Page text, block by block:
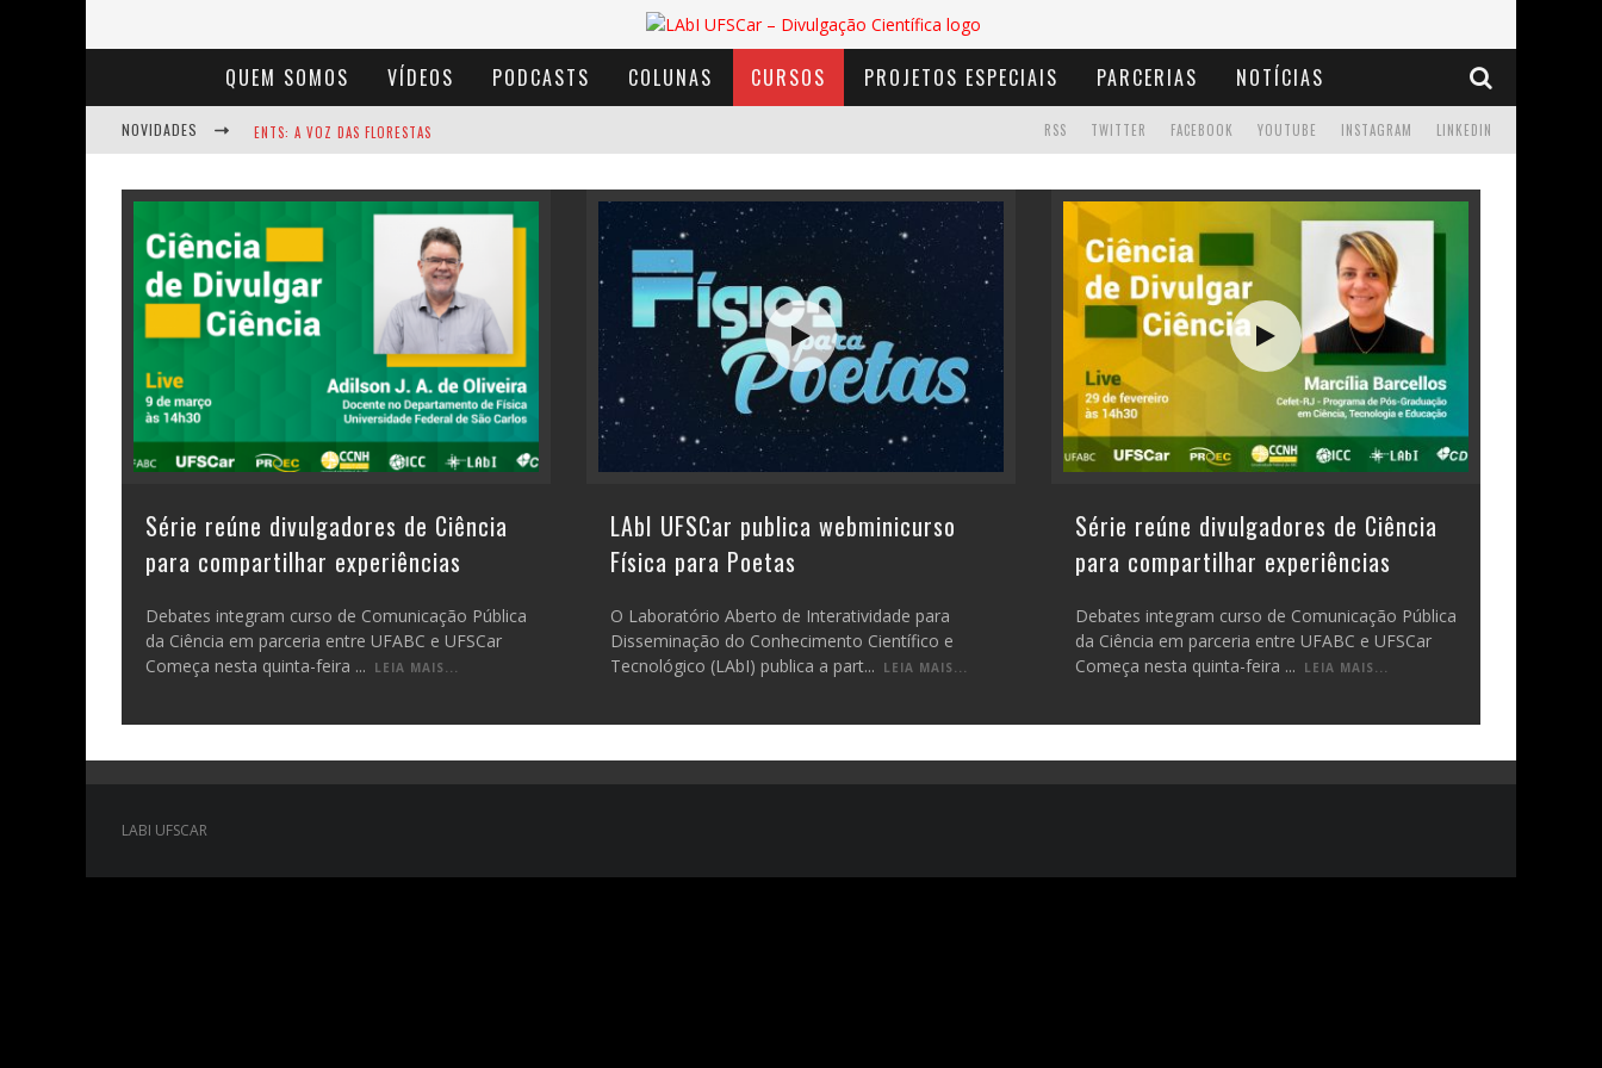
QUEM SOMOS VÍDEOS PODCASTS COLUNAS CURSOS PROJETOS ESPECIAIS PARCERIAS NOTÍCIAS
NOVIDADES ENTS: A VOZ DAS FLORESTAS
BAÚ DE HISTÓRIAS - A JAMAIS IMAGINADA AVENTURA COM OS MOINHOS DE VENTO
LINKEDIN
INSTAGRAM
YOUTUBE
FACEBOOK
TWITTER
RSS
Série reúne divulgadores de Ciência
para compartilhar experiências
Debates integram curso de Comunicação Pública
da Ciência em parceria entre UFABC e UFSCar
Começa nesta quinta-feira ... LEIA MAIS...
LAbI UFSCar publica webminicurso
Física para Poetas
O Laboratório Aberto de Interatividade para
Disseminação do Conhecimento Científico e
Tecnológico (LAbI) publica a part... LEIA MAIS...
Série reúne divulgadores de Ciência
para compartilhar experiências
Debates integram curso de Comunicação Pública
da Ciência em parceria entre UFABC e UFSCar
Começa nesta quinta-feira ... LEIA MAIS...
LABI UFSCAR